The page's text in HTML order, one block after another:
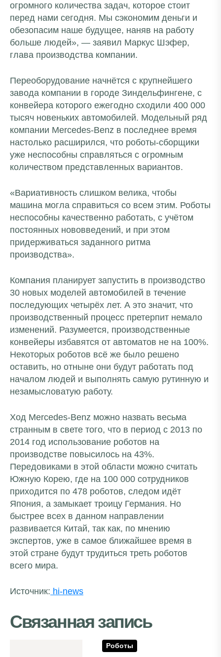
огромного количества задач, которое стоит
перед нами сегодня. Мы сэкономим деньги и
обезопасим наше будущее, наняв на работу
больше людей», — заявил Маркус Шэфер,
глава производства компании.
Переоборудование начнётся с крупнейшего
завода компании в городе Зиндельфингене, с
конвейера которого ежегодно сходили 400 000
тысяч новеньких автомобилей. Модельный ряд
компании Mercedes-Benz в последнее время
настолько расширился, что роботы-сборщики
уже неспособны справляться с огромным
количеством представленных вариантов.
«Вариативность слишком велика, чтобы
машина могла справиться со всем этим. Роботы
неспособны качественно работать, с учётом
постоянных нововведений, и при этом
придерживаться заданного ритма
производства».
Компания планирует запустить в производство
30 новых моделей автомобилей в течение
последующих четырёх лет. А это значит, что
производственный процесс претерпит немало
изменений. Разумеется, производственные
конвейеры избавятся от автоматов не на 100%.
Некоторых роботов всё же было решено
оставить, но отныне они будут работать под
началом людей и выполнять самую рутинную и
незамысловатую работу.
Ход Mercedes-Benz можно назвать весьма
странным в свете того, что в период с 2013 по
2014 год использование роботов на
производстве повысилось на 43%.
Передовиками в этой области можно считать
Южную Корею, где на 100 000 сотрудников
приходится по 478 роботов, следом идёт
Япония, а замыкает троицу Германия. Но
быстрее всех в данном направлении
развивается Китай, так как, по мнению
экспертов, уже в самое ближайшее время в
этой стране будут трудиться треть роботов
всего мира.
Источник: hi-news
Связанная запись
Роботы